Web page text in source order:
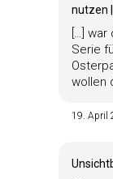
nutzen
[…]
Serie
wollen
19. April